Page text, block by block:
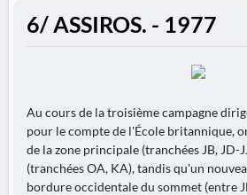
6/ ASSIROS. - 1977
Au cours de la troisième campagne
pour le compte de l'École britannique,
de la zone principale (tranchées JB, JD-
(tranchées OA, KA), tandis qu'un
bordure occidentale du sommet (entre